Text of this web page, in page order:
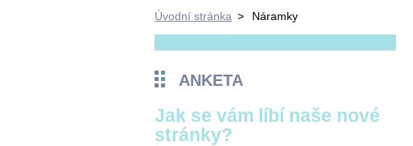
Úvodní stránka > Náramky
ANKETA
Jak se vám líbí naše nové
stránky?